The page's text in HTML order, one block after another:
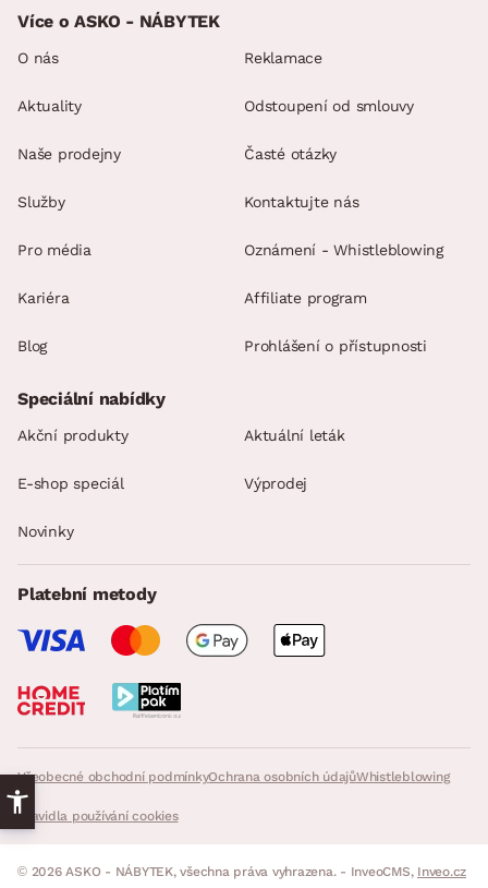
Více o ASKO - NÁBYTEK
O nás
Aktuality
Naše prodejny
Služby
Pro média
Kariéra
Blog
Reklamace
Odstoupení od smlouvy
Časté otázky
Kontaktujte nás
Oznámení - Whistleblowing
Affiliate program
Prohlášení o přístupnosti
Všeobecné obchodní podmínkyOchrana osobních údajůWhistleblowing
Pravidla používání cookies
Speciální nabídky
Akční produkty Aktuální leták
E-shop speciál Výprodej
Novinky
Platební metody
© 2026 ASKO - NÁBYTEK, všechna práva vyhrazena. - InveoCMS, Inveo.cz